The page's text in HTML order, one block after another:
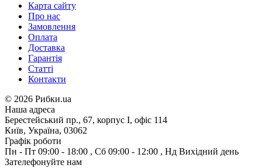
Карта сайту
Про нас
Замовлення
Оплата
Доставка
Гарантія
Статті
Контакти
© 2026 Рибки.ua
Наша адреса
Берестейський пр., 67, корпус І, офіс 114
Київ, Україна, 03062
Графік роботи
Пн - Пт 09:00 - 18:00 , Сб 09:00 - 12:00 , Нд Вихідний день
Зателефонуйте нам